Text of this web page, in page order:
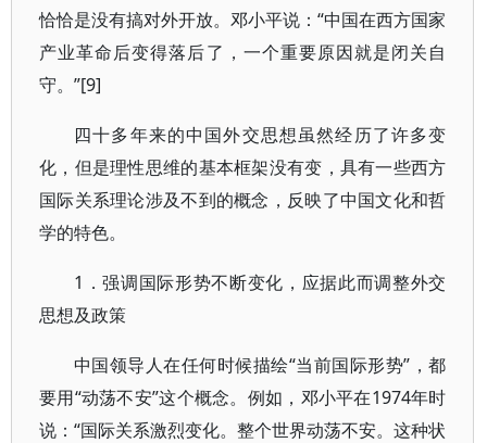
恰恰是没有搞对外开放。邓小平说：“中国在西方国家
产业革命后变得落后了，一个重要原因就是闭关自
守。”[9]
四十多年来的中国外交思想虽然经历了许多变
化，但是理性思维的基本框架没有变，具有一些西方
国际关系理论涉及不到的概念，反映了中国文化和哲
学的特色。
1．强调国际形势不断变化，应据此而调整外交
思想及政策
中国领导人在任何时候描绘“当前国际形势”，都
要用“动荡不安”这个概念。例如，邓小平在1974年时
说：“国际关系激烈变化。整个世界动荡不安。这种状